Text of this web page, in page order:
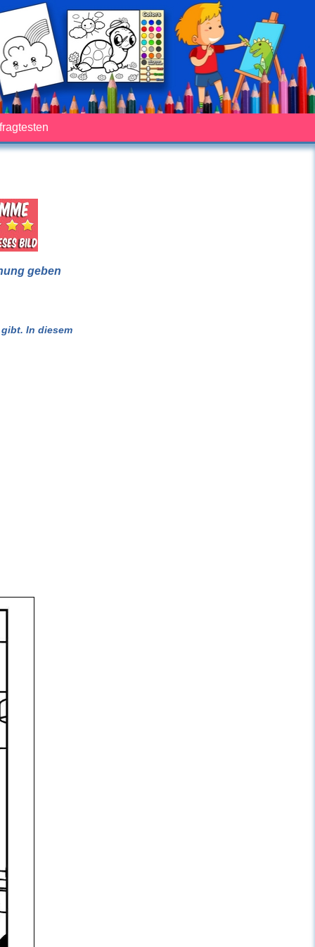
geben
In diesem